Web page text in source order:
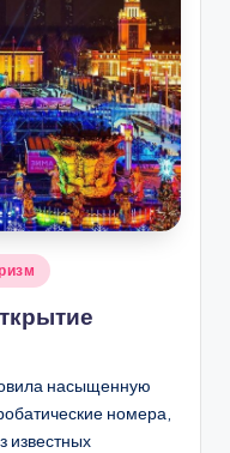
насыщенную
номера,
известных